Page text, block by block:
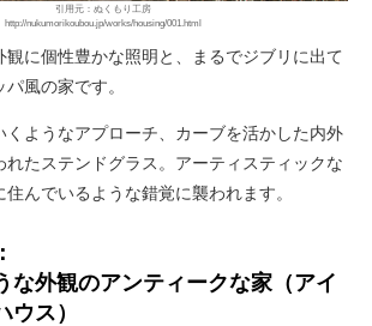
引用元：ぬくもり工房
http://nukumorikoubou.jp/works/housing/001.html
観に個性豊かな照明と、まるでジブリに出て
風の家です。
くようなアプローチ、カーブを活かした内外
れたステンドグラス。アーティスティックな
んでいるような錯覚に襲われます。
な外観のアンティークな家（アイ
ウス）